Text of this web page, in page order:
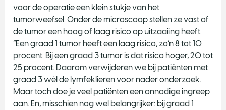
voor de operatie een klein stukje van het
tumorweefsel. Onder de microscoop stellen ze vast of
de tumor een hoog of laag risico op uitzaaiing heeft.
“Een graad 1 tumor heeft een laag risico, zo’n 8 tot 10
procent. Bij een graad 3 tumor is dat risico hoger, 20 tot
25 procent. Daarom verwijderen we bij patiënten met
graad 3 wél de lymfeklieren voor nader onderzoek.
Maar toch doe je veel patiënten een onnodige ingreep
aan. En, misschien nog wel belangrijker: bij graad 1